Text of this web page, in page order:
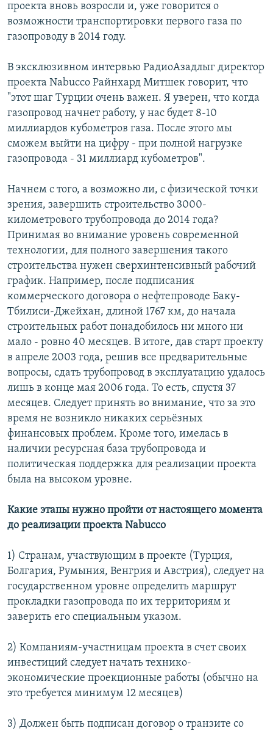
проекта вновь возросли и, уже говорится о
возможности транспортировки первого газа по
газопроводу в 2014 году.
В эксклюзивном интервью РадиоАзадлыг директор
проекта Nabucco Райнхард Митшек говорит, что
"этот шаг Турции очень важен. Я уверен, что когда
газопровод начнет работу, у нас будет 8-10
миллиардов кубометров газа. После этого мы
сможем выйти на цифру - при полной нагрузке
газопровода - 31 миллиард кубометров".
Начнем с того, а возможно ли, с физической точки
зрения, завершить строительство 3000-
километрового трубопровода до 2014 года?
Принимая во внимание уровень современной
технологии, для полного завершения такого
строительства нужен сверхинтенсивный рабочий
график. Например, после подписания
коммерческого договора о нефтепроводе Баку-
Тбилиси-Джейхан, длиной 1767 км, до начала
строительных работ понадобилось ни много ни
мало - ровно 40 месяцев. В итоге, дав старт проекту
в апреле 2003 года, решив все предварительные
вопросы, сдать трубопровод в эксплуатацию удалось
лишь в конце мая 2006 года. То есть, спустя 37
месяцев. Следует принять во внимание, что за это
время не возникло никаких серьёзных
финансовых проблем. Кроме того, имелась в
наличии ресурсная база трубопровода и
политическая поддержка для реализации проекта
была на высоком уровне.
Какие этапы нужно пройти от настоящего момента
до реализации проекта Nabucco
1) Странам, участвующим в проекте (Турция,
Болгария, Румыния, Венгрия и Австрия), следует на
государственном уровне определить маршрут
прокладки газопровода по их территориям и
заверить его специальным указом.
2) Компаниям-участницам проекта в счет своих
инвестиций следует начать технико-
экономические проекционные работы (обычно на
это требуется минимум 12 месяцев)
3) Должен быть подписан договор о транзите со